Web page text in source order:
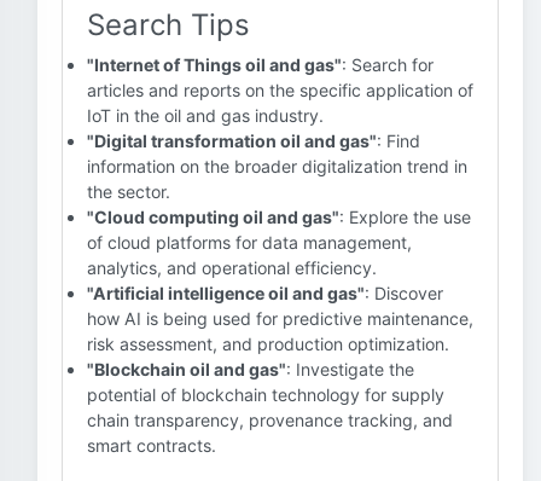
Search Tips
"Internet of Things oil and gas": Search for
articles and reports on the specific application of
IoT in the oil and gas industry.
"Digital transformation oil and gas": Find
information on the broader digitalization trend in
the sector.
"Cloud computing oil and gas": Explore the use
of cloud platforms for data management,
analytics, and operational efficiency.
"Artificial intelligence oil and gas": Discover
how AI is being used for predictive maintenance,
risk assessment, and production optimization.
"Blockchain oil and gas": Investigate the
potential of blockchain technology for supply
chain transparency, provenance tracking, and
smart contracts.